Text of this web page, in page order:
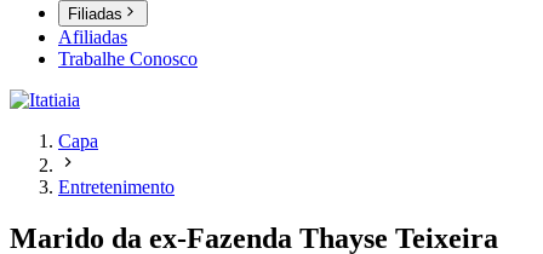
Filiadas
Afiliadas
Trabalhe Conosco
Capa
Entretenimento
Marido da ex-Fazenda Thayse Teixeira